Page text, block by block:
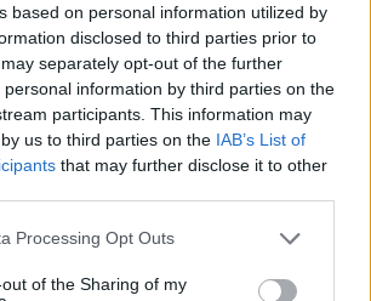
based on personal information utilized by
disclosed to third parties prior to
separately opt-out of the further
information by third parties on the
participants. This information may
us to third parties on the IAB’s List of
that may further disclose it to other
Processing Opt Outs
of the Sharing of my
Yhteistyössä
Tyyliniekka